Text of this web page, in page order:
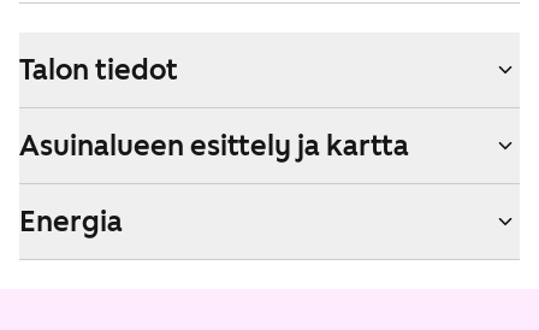
Talon tiedot
Asuinalueen esittely ja kartta
Energia